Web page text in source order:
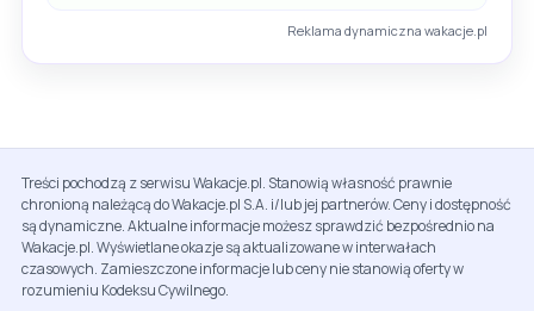
Reklama dynamiczna wakacje.pl
Treści pochodzą z serwisu Wakacje.pl. Stanowią własność prawnie
chronioną należącą do Wakacje.pl S.A. i/lub jej partnerów. Ceny i dostępność
są dynamiczne. Aktualne informacje możesz sprawdzić bezpośrednio na
Wakacje.pl. Wyświetlane okazje są aktualizowane w interwałach
czasowych. Zamieszczone informacje lub ceny nie stanowią oferty w
rozumieniu Kodeksu Cywilnego.